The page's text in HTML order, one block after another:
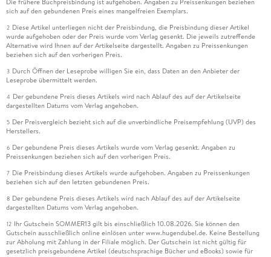
Die frühere Buchpreisbindung ist aufgehoben. Angaben zu Preissenkungen beziehen
sich auf den gebundenen Preis eines mangelfreien Exemplars.
2 Diese Artikel unterliegen nicht der Preisbindung, die Preisbindung dieser Artikel
wurde aufgehoben oder der Preis wurde vom Verlag gesenkt. Die jeweils zutreffende
Alternative wird Ihnen auf der Artikelseite dargestellt. Angaben zu Preissenkungen
beziehen sich auf den vorherigen Preis.
3 Durch Öffnen der Leseprobe willigen Sie ein, dass Daten an den Anbieter der
Leseprobe übermittelt werden.
4 Der gebundene Preis dieses Artikels wird nach Ablauf des auf der Artikelseite
dargestellten Datums vom Verlag angehoben.
5 Der Preisvergleich bezieht sich auf die unverbindliche Preisempfehlung (UVP) des
Herstellers.
6 Der gebundene Preis dieses Artikels wurde vom Verlag gesenkt. Angaben zu
Preissenkungen beziehen sich auf den vorherigen Preis.
7 Die Preisbindung dieses Artikels wurde aufgehoben. Angaben zu Preissenkungen
beziehen sich auf den letzten gebundenen Preis.
8 Der gebundene Preis dieses Artikels wird nach Ablauf des auf der Artikelseite
dargestellten Datums vom Verlag angehoben.
12 Ihr Gutschein SOMMER13 gilt bis einschließlich 10.08.2026. Sie können den
Gutschein ausschließlich online einlösen unter www.hugendubel.de. Keine Bestellung
zur Abholung mit Zahlung in der Filiale möglich. Der Gutschein ist nicht gültig für
gesetzlich preisgebundene Artikel (deutschsprachige Bücher und eBooks) sowie für